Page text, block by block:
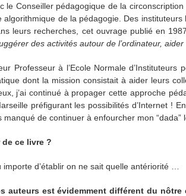
le Conseiller pédagogique de la
de la pédagogie. Des
leurs recherches, cet ouvrage publié en
des activités autour de l’ordinateur, aider
Professeur à l’Ecole Normale d’Instituteurs
dont la mission consistait à aider leurs
j’ai continué à propager cette approche
préfigurant les possibilités d’Internet !
de continuer à enfourcher mon
ce livre ?
importe d’établir on ne sait quelle antériorité …
auteurs est évidemment différent du nôtre